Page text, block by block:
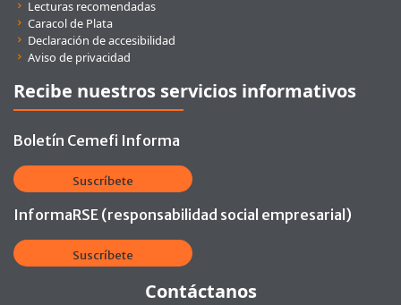
Lecturas recomendadas
Caracol de Plata
Declaración de accesibilidad
Aviso de privacidad
Recibe nuestros servicios informativos
Boletín Cemefi Informa
Suscríbete
InformaRSE (responsabilidad social empresarial)
Suscríbete
Contáctanos